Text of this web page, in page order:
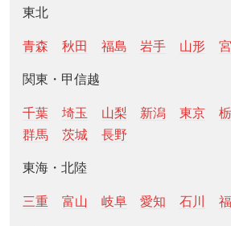
東北
青森 秋田 福島 岩手 山形
関東・甲信越
千葉 埼玉 山梨 新潟 東京
群馬
茨城 長野
東海・北陸
三重 富山 岐阜 愛知 石川